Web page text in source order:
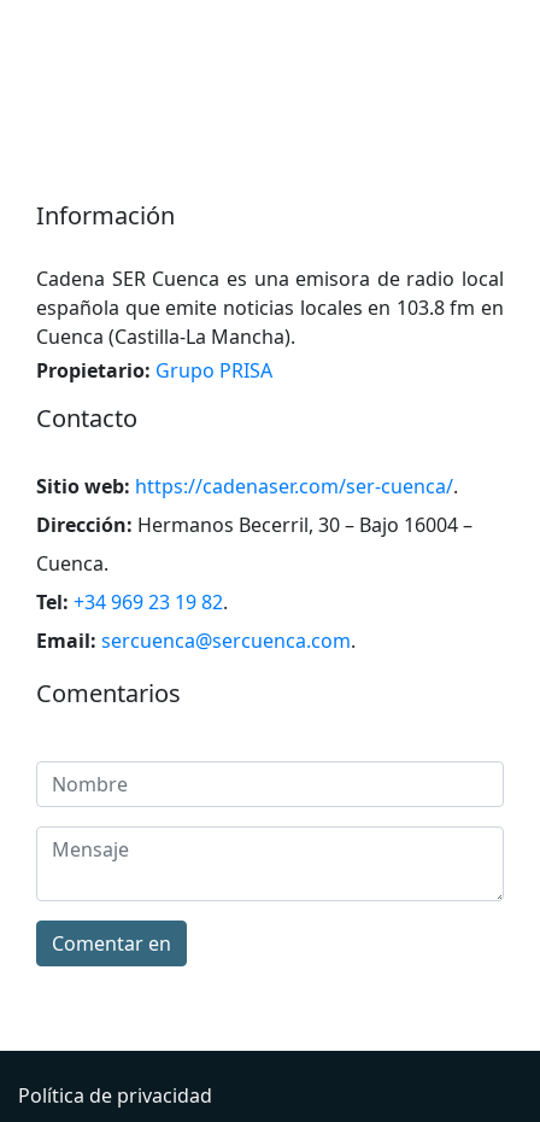
Información
Cadena SER Cuenca es una emisora ​​de radio local
española que emite noticias locales en 103.8 fm en
Cuenca (Castilla-La Mancha).
Propietario: Grupo PRISA
Contacto
Sitio web: https://cadenaser.com/ser-cuenca/.
Dirección: Hermanos Becerril, 30 – Bajo 16004 –
Cuenca.
Tel: +34 969 23 19 82.
Email: sercuenca@sercuenca.com.
Comentarios
Comentar en
Política de privacidad